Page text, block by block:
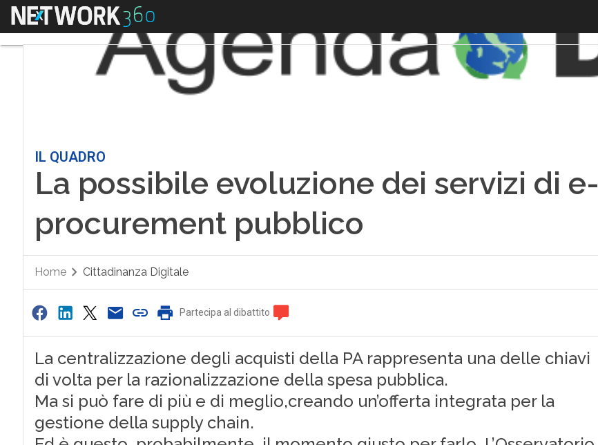
Menu
IL QUADRO
La possibile evoluzione dei servizi di e-
procurement pubblico
Home Cittadinanza Digitale
Partecipa al dibattito
La centralizzazione degli acquisti della PA rappresenta una delle chiavi
di volta per la razionalizzazione della spesa pubblica.
Ma si può fare di più e di meglio,creando un’offerta integrata per la
gestione della supply chain.